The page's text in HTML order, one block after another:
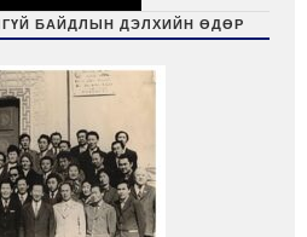
БАЙДЛЫН ДЭЛХИЙН ӨДӨР